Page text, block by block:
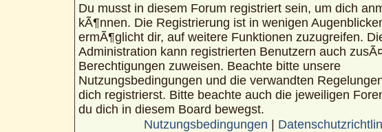
Du musst in diesem Forum registriert sein, um dich
kÃ¶nnen. Die Registrierung ist in wenigen
ermÃ¶glicht dir, auf weitere Funktionen zuzugreifen.
Administration kann registrierten Benutzern auch
Berechtigungen zuweisen. Beachte bitte unsere
Nutzungsbedingungen und die verwandten
dich registrierst. Bitte beachte auch die jeweiligen
du dich in diesem Board bewegst.
Nutzungsbedingungen |